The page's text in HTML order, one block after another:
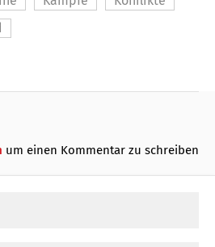
um einen Kommentar zu schreiben